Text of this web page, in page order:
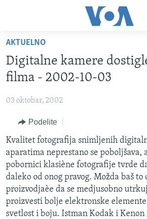
glavni
sadržaj
Idi
na
glavnu
pretragu
NASLOVNA
RUBRIKE
BALKAN
GLOBALNE TEME
EKONOMIJA
NAUKA I TEHNOLOGIJA
MEDICINA
KULTURA
DRUŠTVO
OTVORENI STUDIO
IZ AMERIKE
PRATITE NAS
Jezici
AKTUELNO
Digitalne kamere
filma - 2002-10-03
03 oktobar, 2002
Podelite
Kvalitet fotografija snimljenih
aparatima neprestano se poboljšava,
pobornici klasiène fotografije tvrde
daleko od onog pravog. Možda baš to
proizvodjaèe da se medjusobno
proizvesti bolje elektronske
svetlost i boju. Istman Kodak i Kenon